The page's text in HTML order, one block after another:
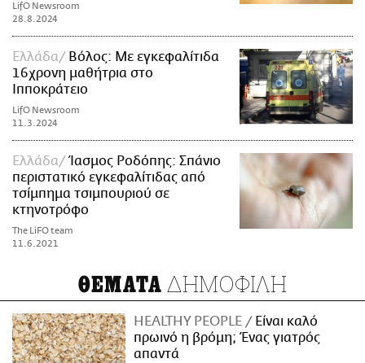
LifO Newsroom
28.8.2024
Ελλάδα
Βόλος: Με εγκεφαλίτιδα
16χρονη μαθήτρια στο
Ιπποκράτειο
LifO Newsroom
11.3.2024
Ελλάδα
Ίασμος Ροδόπης: Σπάνιο
περιστατικό εγκεφαλίτιδας από
τσίμπημα τσιμπουριού σε
κτηνοτρόφο
The LiFO team
11.6.2021
ΘΕΜΑΤΑ ΔΗΜΟΦΙΛΗ
HEALTHY PEOPLE
Είναι καλό
πρωινό η βρόμη; Ένας γιατρός
απαντά